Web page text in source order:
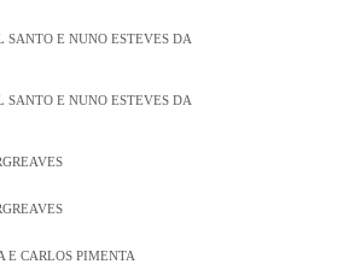
SANTO E NUNO ESTEVES DA
SANTO E NUNO ESTEVES DA
E CARLOS PIMENTA